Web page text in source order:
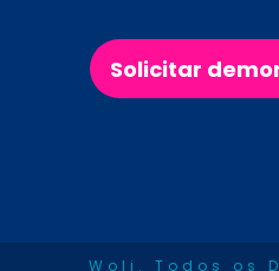
Solicitar
Woli. Todos os